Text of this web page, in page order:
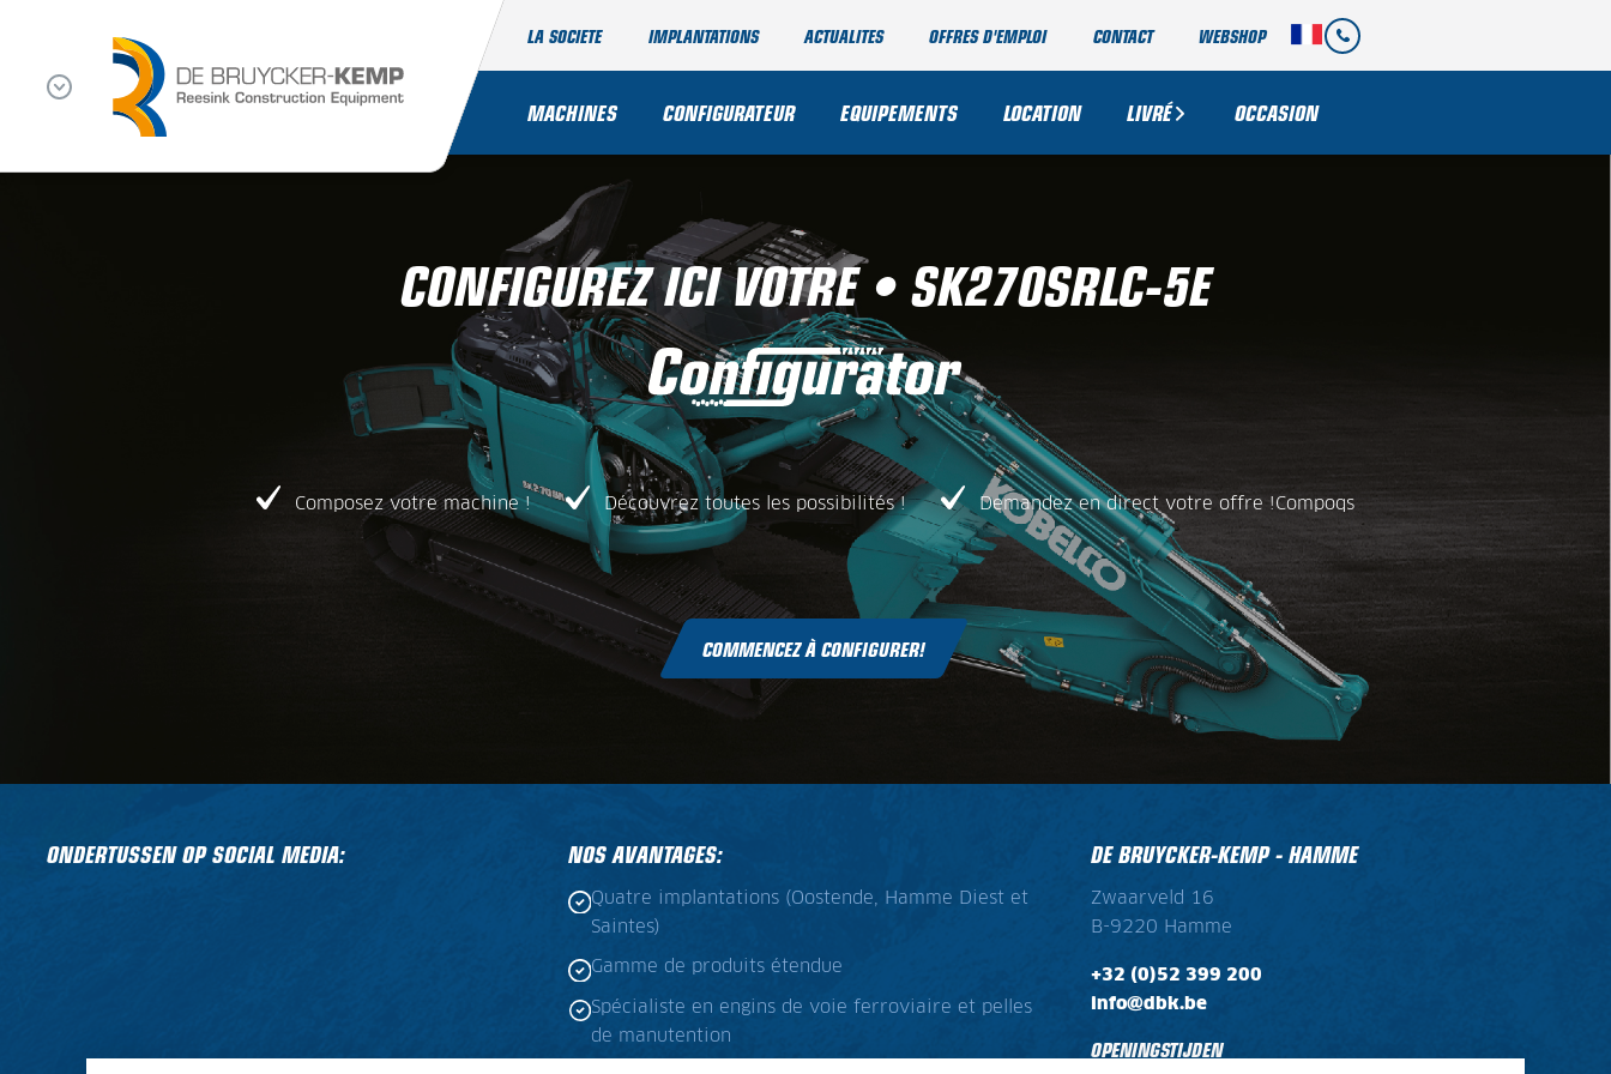
LA SOCIETE IMPLANTATIONS ACTUALITES OFFRES D'EMPLOI CONTACT WEBSHOP
MACHINES CONFIGURATEUR EQUIPEMENTS LOCATION LIVRÉ OCCASION
CONFIGUREZ ICI VOTRE • SK270SRLC-5E
Composez votre machine ! Découvrez toutes les possibilités ! Demandez en direct votre offre !Compoqs
COMMENCEZ À CONFIGURER!
ONDERTUSSEN OP SOCIAL MEDIA: NOS AVANTAGES:
Quatre implantations (Oostende, Hamme Diest et
Saintes)
Gamme de produits étendue
Spécialiste en engins de voie ferroviaire et pelles
de manutention
DE BRUYCKER-KEMP - HAMME
Zwaarveld 16
B-9220 Hamme
+32 (0)52 399 200
info@dbk.be
OPENINGSTIJDEN